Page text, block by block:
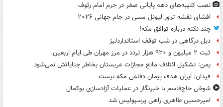
نصب کتیبه‌های دهه پایانی صفر در حرم امام رئوف
افشای نقشه ترور لیونل مسی در جام جهانی ۲۰۲۶
چند نکته درباره توافق مکه!
دبل درگاهی در شب توقف استانداردلیژ
ثبت ۲ میلیون و ۹۲۰ هزار تردد در مرز مهران طی ایام اربعین
یمن: تشکیل ائتلاف مانع مجازات عربستان بخاطر جنایاتش نمی‌شود
فیدان: ایران هدف پیمان دفاعی مکه نیست
شوخی حاج‌قاسم با خبرنگار در عملیات آزادسازی بوکمال
امیرحسین طاهری راهی پرسپولیس شد